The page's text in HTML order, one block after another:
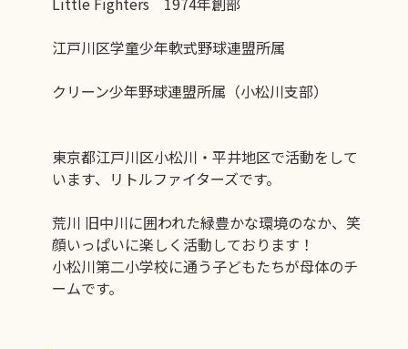
江戸川区学童少年軟式野球連盟所属
クリーン少年野球連盟所属（小松川支部）
東京都江戸川区小松川・平井地区で活動をして
います、リトルファイターズです。
荒川 旧中川に囲われた緑豊かな環境のなか、笑
顔いっぱいに楽しく活動しております！
小松川第二小学校に通う子どもたちが母体のチ
ームです。